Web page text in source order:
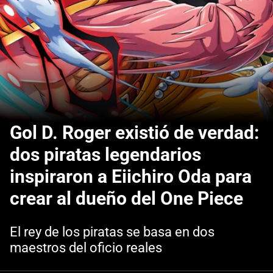
Gol D. Roger existió de verdad:
dos piratas legendarios
inspiraron a Eiichiro Oda para
crear al dueño del One Piece
El rey de los piratas se basa en dos
maestros del oficio reales